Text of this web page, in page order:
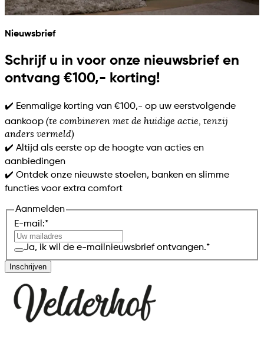
Nieuwsbrief
Schrijf u in voor onze nieuwsbrief en
ontvang €100,- korting!
✔️ Eenmalige korting van €100,- op uw eerstvolgende
aankoop (te combineren met de huidige actie, tenzij
anders vermeld)
✔️ Altijd als eerste op de hoogte van acties en
aanbiedingen
✔️ Ontdek onze nieuwste stoelen, banken en slimme
functies voor extra comfort
Aanmelden
E-mail:*
Ja, ik wil de e-mailnieuwsbrief ontvangen.*
Inschrijven